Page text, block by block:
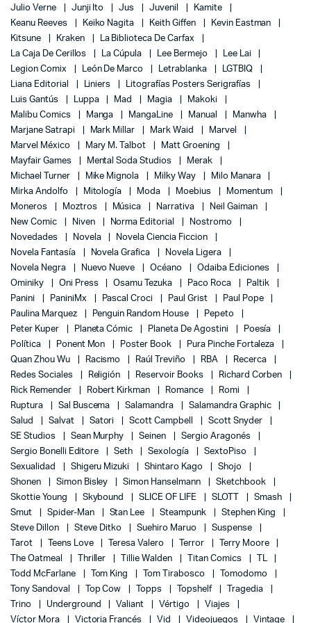
Julio Verne
Junji Ito Jus Juvenil
Kamite
Keanu Reeves
Keiko Nagita Keith Giffen
Kevin Eastman
Kitsune
Kraken
La Biblioteca De Carfax
La Caja De Cerillos
La Cúpula Lee Bermejo
Lee Lai
Legion Comix
León De Marco Letrablanka
LGTBIQ
Liana Editorial
Liniers
Litografías Posters Serigrafías
Luis Gantús
Luppa Mad Magia
Makoki
Malibu Comics
Manga MangaLine Manual
Manwha
Marjane Satrapi
Mark Millar Mark Waid
Marvel
Marvel México
Mary M. Talbot
Matt Groening
Mayfair Games
Mental Soda Studios
Merak
Michael Turner
Mike Mignola Milky Way
Milo Manara
Mirka Andolfo
Mitología Moda Moebius
Momentum
Moneros
Moztros Música Narrativa
Neil Gaiman
New Comic
Niven Norma Editorial
Nostromo
Novedades
Novela
Novela Ciencia Ficcion
Novela Fantasía
Novela Grafica
Novela Ligera
Novela Negra
Nuevo Nueve Océano
Odaiba Ediciones
Ominiky
Oni Press Osamu Tezuka Paco Roca
Paltik
Panini
PaniniMx Pascal Croci Paul Grist
Paul Pope
Paulina Marquez
Penguin Random House
Pepeto
Peter Kuper
Planeta Cómic Planeta De Agostini
Poesía
Política
Ponent Mon Poster Book
Pura Pinche Fortaleza
Quan Zhou Wu
Racismo Raúl Treviño RBA
Recerca
Redes Sociales
Religión Reservoir Books
Richard Corben
Rick Remender
Robert Kirkman Romance
Romi
Ruptura
Sal Buscema Salamandra
Salamandra Graphic
Salud
Salvat Satori Scott Campbell
Scott Snyder
SE Studios
Sean Murphy Seinen
Sergio Aragonés
Sergio Bonelli Editore
Seth Sexología
SextoPiso
Sexualidad
Shigeru Mizuki Shintaro Kago
Shojo
Shonen
Simon Bisley Simon Hanselmann
Sketchbook
Skottie Young
Skybound SLICE OF LIFE SLOTT
Smash
Smut
Spider-Man Stan Lee Steampunk
Stephen King
Steve Dillon
Steve Ditko Suehiro Maruo
Suspense
Tarot
Teens Love Teresa Valero Terror
Terry Moore
The Oatmeal
Thriller Tillie Walden Titan Comics
Todd McFarlane
Tom King Tom Tirabosco
Tomodomo
Tony Sandoval
Top Cow Topps Topshelf
Tragedia
Trino
Underground Valiant Vértigo
Viajes
Víctor Mora
Victoria Francés Vid Videojuegos Vintage